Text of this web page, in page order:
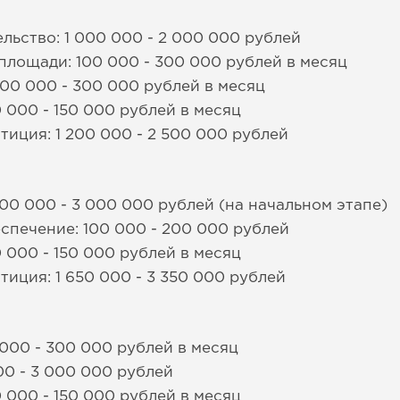
1 000 000 - 2 000 000 рублей
100 000 - 300 000 рублей в месяц
000 - 300 000 рублей в месяц
000 - 150 000 рублей в месяц
1 200 000 - 2 500 000 рублей
000 - 3 000 000 рублей (на начальном этапе)
100 000 - 200 000 рублей
000 - 150 000 рублей в месяц
1 650 000 - 3 350 000 рублей
- 300 000 рублей в месяц
- 3 000 000 рублей
000 - 150 000 рублей в месяц